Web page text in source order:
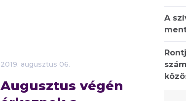
2019. augusztus 06.
Augusztus végén
A